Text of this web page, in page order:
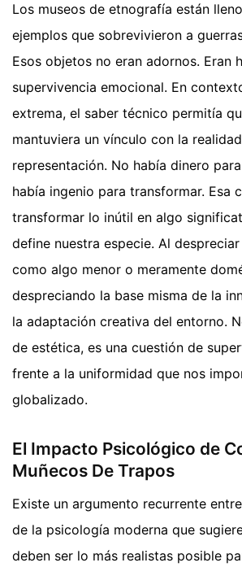
Los museos de etnografía están
ejemplos que sobrevivieron a
Esos objetos no eran adornos. Eran
supervivencia emocional. En
extrema, el saber técnico permitía
mantuviera un vínculo con la
representación. No había dinero
había ingenio para transformar. Esa
transformar lo inútil en algo
define nuestra especie. Al
como algo menor o meramente
despreciando la base misma de la
la adaptación creativa del entorno.
de estética, es una cuestión de
frente a la uniformidad que nos
globalizado.
El Impacto Psicológico de
Muñecos De Trapos
Existe un argumento recurrente
de la psicología moderna que
deben ser lo más realistas posible